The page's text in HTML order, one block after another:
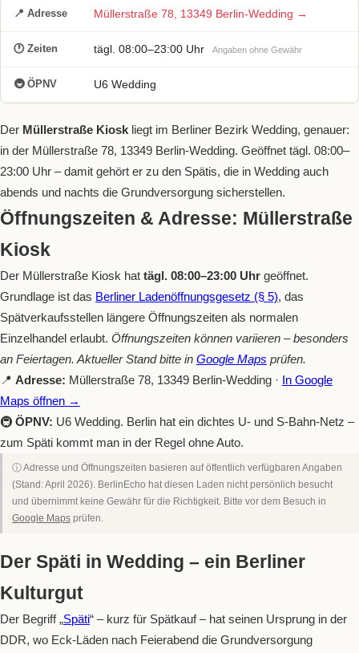
📍 Adresse Müllerstraße 78, 13349 Berlin-Wedding →
🕐 Zeiten tägl. 08:00–23:00 Uhr Angaben ohne Gewähr
🚇 ÖPNV U6 Wedding
Der Müllerstraße Kiosk liegt im Berliner Bezirk Wedding, genauer:
in der Müllerstraße 78, 13349 Berlin-Wedding. Geöffnet tägl. 08:00–
23:00 Uhr – damit gehört er zu den Spätis, die in Wedding auch
abends und nachts die Grundversorgung sicherstellen.
Öffnungszeiten & Adresse: Müllerstraße
Kiosk
Der Müllerstraße Kiosk hat tägl. 08:00–23:00 Uhr geöffnet.
Grundlage ist das Berliner Ladenöffnungsgesetz (§ 5), das
Spätverkaufsstellen längere Öffnungszeiten als normalen
Einzelhandel erlaubt. Öffnungszeiten können variieren – besonders
an Feiertagen. Aktueller Stand bitte in Google Maps prüfen.
📍 Adresse: Müllerstraße 78, 13349 Berlin-Wedding · In Google
Maps öffnen →
🚇 ÖPNV: U6 Wedding. Berlin hat ein dichtes U- und S-Bahn-Netz –
zum Späti kommt man in der Regel ohne Auto.
ⓘ Adresse und Öffnungszeiten basieren auf öffentlich verfügbaren Angaben
(Stand: April 2026). BerlinEcho hat diesen Laden nicht persönlich besucht
und übernimmt keine Gewähr für die Richtigkeit. Bitte vor dem Besuch in
Google Maps prüfen.
Der Späti in Wedding – ein Berliner
Kulturgut
Der Begriff „Späti“ – kurz für Spätkauf – hat seinen Ursprung in der
DDR, wo Eck-Läden nach Feierabend die Grundversorgung